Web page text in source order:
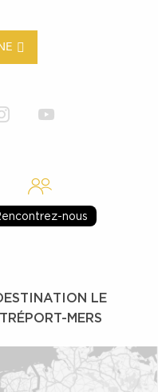
nous
LE
TRÉPORT-MERS